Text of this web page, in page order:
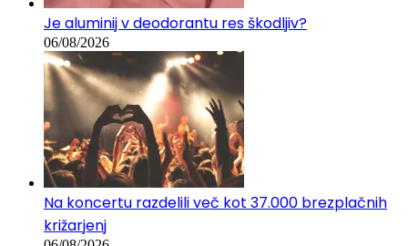
Je aluminij v deodorantu res škodljiv?
06/08/2026
Na koncertu razdelili več kot 37.000 brezplačnih